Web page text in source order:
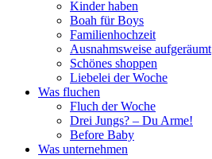
Kinder haben
Boah für Boys
Familienhochzeit
Ausnahmsweise aufgeräumt
Schönes shoppen
Liebelei der Woche
Was fluchen
Fluch der Woche
Drei Jungs? – Du Arme!
Before Baby
Was unternehmen